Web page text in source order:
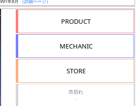
PRODUCT
MECHANIC
STORE
売切れ
-